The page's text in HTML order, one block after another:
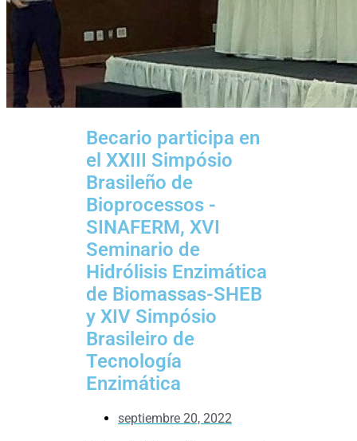
Becario participa en
el XXIII Simpósio
Brasileño de
Bioprocessos -
SINAFERM, XVI
Seminario de
Hidrólisis Enzimática
de Biomassas-SHEB
y XIV Simpósio
Brasileiro de
Tecnología
Enzimática
septiembre 20, 2022